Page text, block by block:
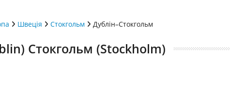
Швеція Стокгольм Дублін–Стокгольм
Стокгольм (Stockholm)